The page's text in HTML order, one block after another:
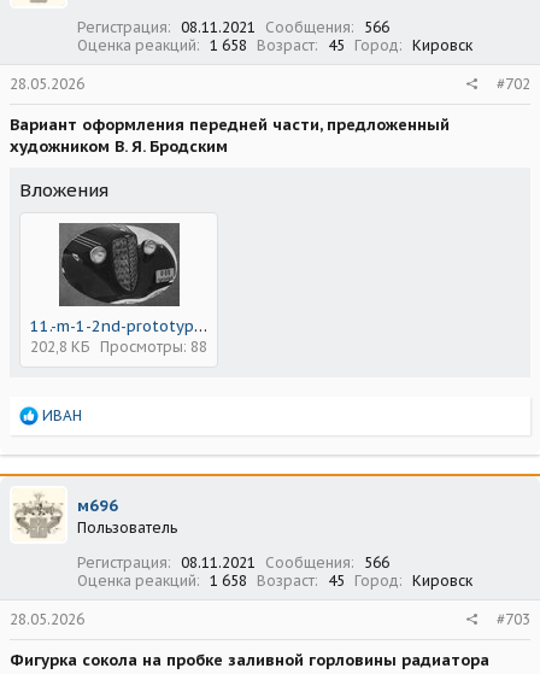
Регистрация
08.11.2021 Сообщения
566
Оценка реакций
1 658 Возраст 45 Город Кировск
28.05.2026 #702
Вариант оформления передней части, предложенный
художником В. Я. Бродским
Вложения
11.-m-1-2nd-prototype.jpg
202,8 КБ Просмотры: 88
Р
а
к
ц
и
и
ИВАН
м696
Пользователь
Регистрация
08.11.2021 Сообщения
566
Оценка реакций
1 658 Возраст 45 Город Кировск
28.05.2026 #703
Фигурка сокола на пробке заливной горловины радиатора